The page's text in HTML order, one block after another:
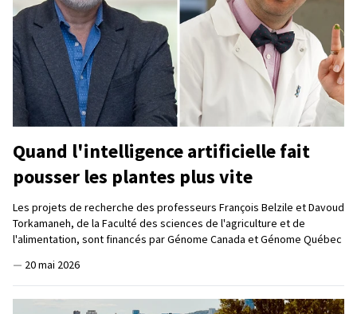
Quand l'intelligence artificielle fait
pousser les plantes plus vite
Les projets de recherche des professeurs François Belzile et Davoud
Torkamaneh, de la Faculté des sciences de l'agriculture et de
l'alimentation, sont financés par Génome Canada et Génome Québec
— 20 mai 2026